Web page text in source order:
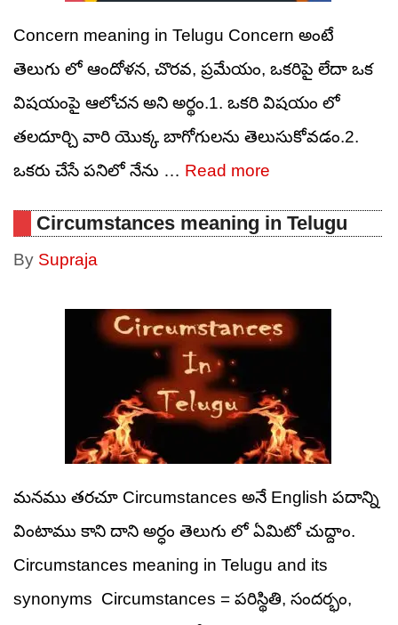
Concern meaning in Telugu Concern అంటే
తెలుగు లో ఆందోళన, చొరవ, ప్రమేయం, ఒకరిపై లేదా ఒక
విషయంపై ఆలోచన అని అర్థం.1. ఒకరి విషయం లో
తలదూర్చి వారి యొక్క బాగోగులను తెలుసుకోవడం.2.
ఒకరు చేసే పనిలో నేను … Read more
Circumstances meaning in Telugu
By Supraja
మనము తరచూ Circumstances అనే English పదాన్ని
వింటాము కాని దాని అర్ధం తెలుగు లో ఏమిటో చుద్దాం.
Circumstances meaning in Telugu and its
synonyms Circumstances = పరిస్థితి, సందర్భం,